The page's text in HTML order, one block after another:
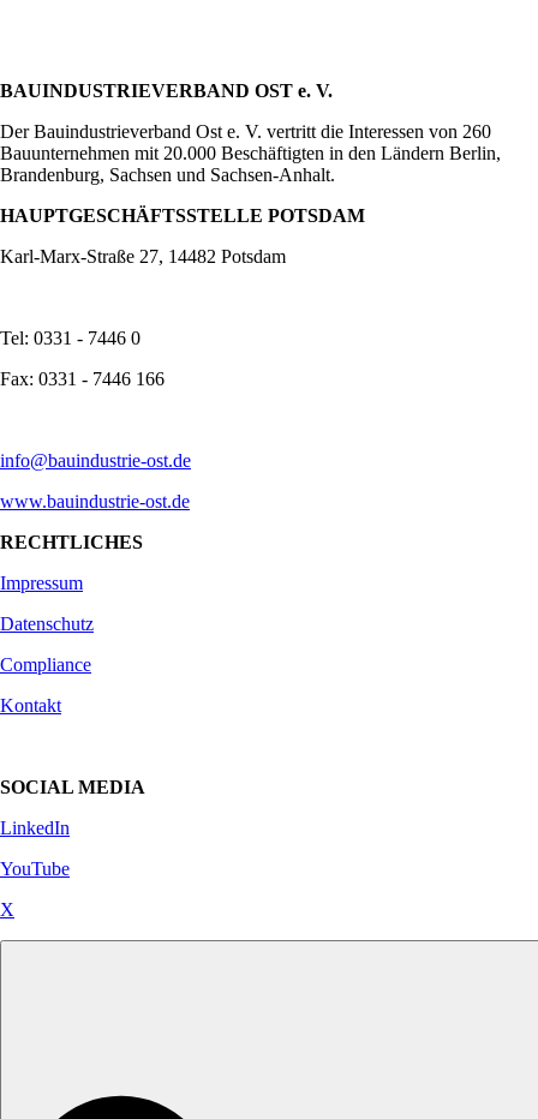
BAUINDUSTRIEVERBAND OST e. V.
Der Bauindustrieverband Ost e. V. vertritt die Interessen von 260
Bauunternehmen mit 20.000 Beschäftigten in den Ländern Berlin,
Brandenburg, Sachsen und Sachsen-Anhalt.
HAUPTGESCHÄFTSSTELLE POTSDAM
Karl-Marx-Straße 27, 14482 Potsdam
Tel: 0331 - 7446 0
Fax: 0331 - 7446 166
info@bauindustrie-ost.de
www.bauindustrie-ost.de
RECHTLICHES
Impressum
Datenschutz
Compliance
Kontakt
SOCIAL MEDIA
LinkedIn
YouTube
X